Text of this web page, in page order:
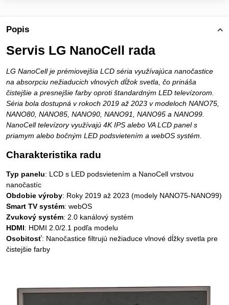
Popis
Servis LG NanoCell rada
LG NanoCell je prémiovejšia LCD séria využívajúca nanočastice
na absorpciu nežiaducich vlnových dĺžok svetla, čo prináša
čistejšie a presnejšie farby oproti štandardným LED televízorom.
Séria bola dostupná v rokoch 2019 až 2023 v modeloch NANO75,
NANO80, NANO85, NANO90, NANO91, NANO95 a NANO99.
NanoCell televízory využívajú 4K IPS alebo VA LCD panel s
priamym alebo bočným LED podsvietením a webOS systém.
Charakteristika radu
Typ panelu: LCD s LED podsvietením a NanoCell vrstvou
nanočastíc
Obdobie výroby: Roky 2019 až 2023 (modely NANO75-NANO99)
Smart TV systém: webOS
Zvukový systém: 2.0 kanálový systém
HDMI: HDMI 2.0/2.1 podľa modelu
Osobitosť: Nanočastice filtrujú nežiaduce vlnové dĺžky svetla pre
čistejšie farby